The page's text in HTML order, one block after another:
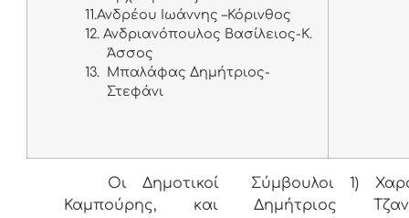
11.Ανδρέου Ιωάννης –Κόρινθος
12. Ανδριανόπουλος Βασίλειος-K.
Άσσος
13. Μπαλάφας Δημήτριος-
Στεφάνι
Οι Δημοτικοί Σύμβουλοι 1)
Καμπούρης, και Δημήτριος